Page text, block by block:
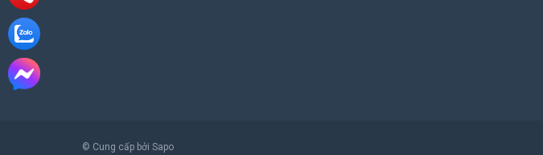
© Cung cấp bởi Sapo